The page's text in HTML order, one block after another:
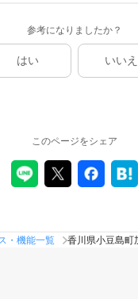
参考になりましたか？
はい いいえ
このページをシェア
・機能一覧 香川県小豆島町